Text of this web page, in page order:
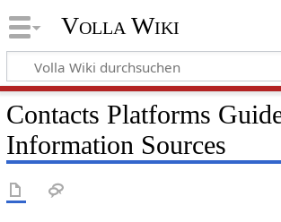
Volla Wiki
Contacts Platforms
Information Sources